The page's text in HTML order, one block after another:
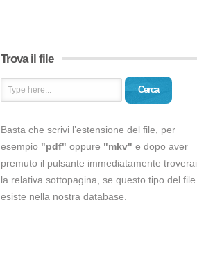
Trova il file
Cerca
Basta che scrivi l’estensione del file, per
esempio "pdf" oppure "mkv" e dopo aver
premuto il pulsante immediatamente troverai
la relativa sottopagina, se questo tipo del file
esiste nella nostra database.